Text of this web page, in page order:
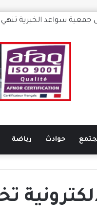
جمعية سواعد الخيرية
حوادث رياضة